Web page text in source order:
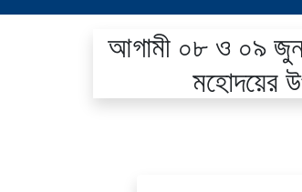
আগামী ০৮ ও ০৯ জুন
মহোদয়ের